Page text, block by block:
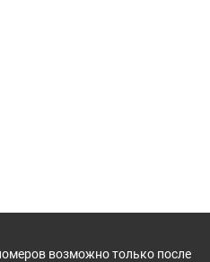
возможно только после